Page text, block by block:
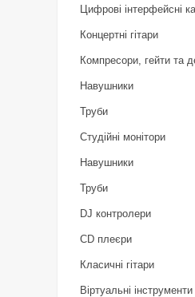
Цифрові інтерфейсні
Концертні гітари
Компресори, гейти та
Навушники
Труби
Студійні монітори
Навушники
Труби
DJ контролери
CD плеєри
Класичні гітари
Віртуальні